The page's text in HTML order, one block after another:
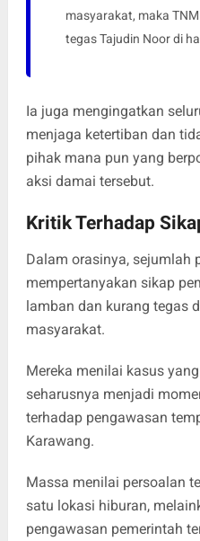
masyarakat, maka
tegas Tajudin Noor di
Ia juga mengingatkan
menjaga ketertiban dan
pihak mana pun yang
aksi damai tersebut.
Kritik Terhadap
Dalam orasinya, sejumlah
mempertanyakan sikap
lamban dan kurang tegas
masyarakat.
Mereka menilai kasus
seharusnya menjadi
terhadap pengawasan
Karawang.
Massa menilai persoalan
satu lokasi hiburan,
pengawasan pemerintah